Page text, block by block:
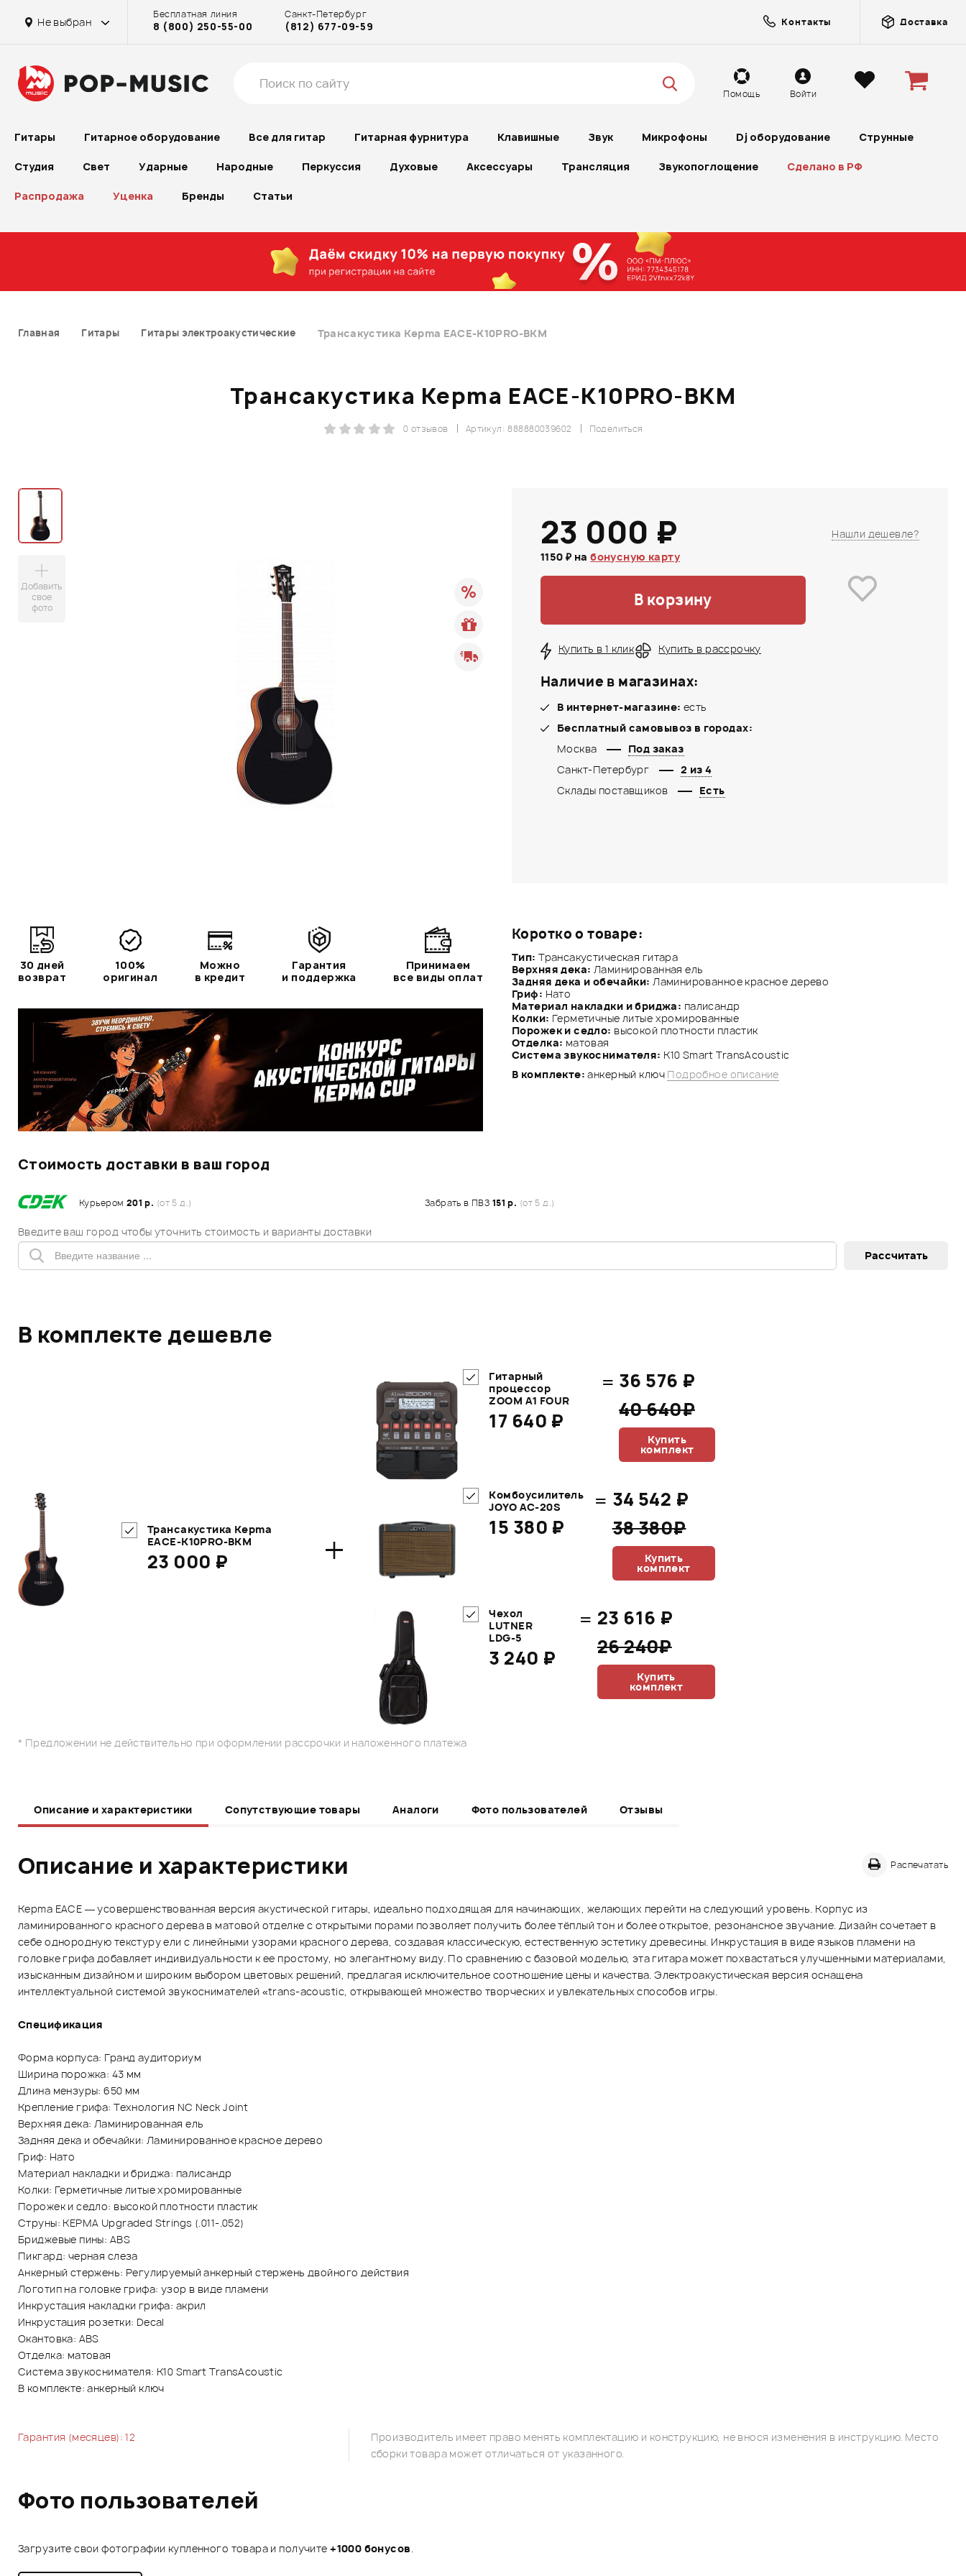
Не выбран
Бесплатная линия
8 (800) 250-55-00
Санкт-Петербург
(812) 677-09-59 Контакты Доставка
Помощь Войти
Гитары Гитарное оборудование Все для гитар Гитарная фурнитура Клавишные Звук Микрофоны Dj оборудование Струнные
Студия Свет Ударные Народные Перкуссия Духовые Аксессуары Трансляция Звукопоглощение Сделано в РФ
Распродажа Уценка Бренды Статьи
Главная Гитары Гитары электроакустические Трансакустика Kepma EACE-K10PRO-BKM
Трансакустика Kepma EACE-K10PRO-BKM
Поделиться
Артикул: 888880039602
0 отзывов
Добавить
свое
фото
Коротко о товаре:
Тип: Трансакустическая гитара
Верхняя дека: Ламинированная ель
Задняя дека и обечайки: Ламинированное красное дерево
Гриф: Нато
Материал накладки и бриджа: палисандр
Колки: Герметичные литые хромированные
Порожек и седло: высокой плотности пластик
Отделка: матовая
Система звукоснимателя: K10 Smart TransAcoustic
В комплекте:анкерный ключ Подробное описание
23 000 ₽
1150 ₽ набонусную карту
Нашли дешевле?
В корзину
Купить в 1 клик Купить в рассрочку
Наличие в магазинах:
В интернет-магазине: есть
Бесплатный самовывоз в городах:
Москва
Под заказ
Санкт-Петербург
2 из 4
Склады поставщиков
Есть
30 дней
возврат
100%
оригинал
Можно
в кредит
Гарантия
и поддержка
Принимаем
все виды оплат
Стоимость доставки в ваш город
Курьером 201 р. (от 5 д.) Забрать в ПВЗ 151 р. (от 5 д.)
Введите ваш город чтобы уточнить стоимость и варианты доставки
В комплекте дешевле
Трансакустика Kepma
EACE-K10PRO-BKM
23 000 ₽ +
Гитарный
процессор
ZOOM A1 FOUR
17 640 ₽
= 36 576 ₽
40 640₽
Купить
комплект
Комбоусилитель
JOYO AC-20S
15 380 ₽
= 34 542 ₽
38 380₽
Купить
комплект
Чехол
LUTNER
LDG-5
3 240 ₽
= 23 616 ₽
26 240₽
Купить
комплект
* Предложении не действительно при оформлении рассрочки и наложенного платежа
Описание и характеристики Сопутствующие товары Аналоги Фото пользователей Отзывы
Описание и характеристики Распечатать
Kepma EACE — усовершенствованная версия акустической гитары, идеально подходящая для начинающих, желающих перейти на следующий уровень. Корпус из
ламинированного красного дерева в матовой отделке с открытыми порами позволяет получить более тёплый тон и более открытое, резонансное звучание. Дизайн сочетает в
себе однородную текстуру ели с линейными узорами красного дерева, создавая классическую, естественную эстетику древесины. Инкрустация в виде языков пламени на
головке грифа добавляет индивидуальности к ее простому, но элегантному виду. По сравнению с базовой моделью, эта гитара может похвастаться улучшенными материалами,
изысканным дизайном и широким выбором цветовых решений, предлагая исключительное соотношение цены и качества. Электроакустическая версия оснащена
интеллектуальной системой звукоснимателей «trans-acoustic, открывающей множество творческих и увлекательных способов игры.
Спецификация
Форма корпуса: Гранд аудиториум
Ширина порожка: 43 мм
Длина мензуры: 650 мм
Крепление грифа: Технология NC Neck Joint
Верхняя дека: Ламинированная ель
Задняя дека и обечайки: Ламинированное красное дерево
Гриф: Нато
Материал накладки и бриджа: палисандр
Колки: Герметичные литые хромированные
Порожек и седло: высокой плотности пластик
Струны: KEPMA Upgraded Strings (.011-.052)
Бриджевые пины: ABS
Пикгард: черная слеза
Анкерный стержень: Регулируемый анкерный стержень двойного действия
Логотип на головке грифа: узор в виде пламени
Инкрустация накладки грифа: акрил
Инкрустация розетки: Decal
Окантовка: ABS
Отделка: матовая
Система звукоснимателя: K10 Smart TransAcoustic
В комплекте: анкерный ключ
Гарантия (месяцев): 12
Производитель имеет право менять комплектацию и конструкцию, не внося изменения в инструкцию. Место
сборки товара может отличаться от указанного.
Фото пользователей
Загрузите свои фотографии купленного товара и получите+1000 бонусов.
в г. Химки
на Рубинштейна